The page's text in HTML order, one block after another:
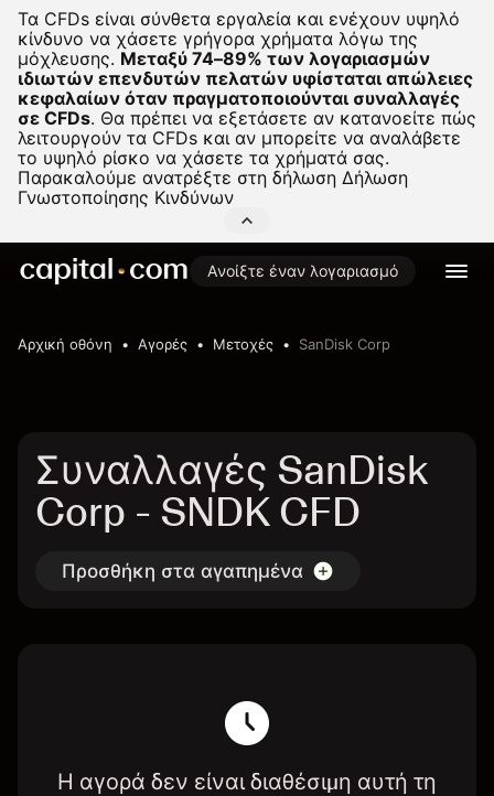
Τα CFDs είναι σύνθετα εργαλεία και ενέχουν υψηλό
κίνδυνο να χάσετε γρήγορα χρήματα λόγω της
μόχλευσης. Μεταξύ 74–89% των λογαριασμών
ιδιωτών επενδυτών πελατών υφίσταται απώλειες
κεφαλαίων όταν πραγματοποιούνται συναλλαγές
σε CFDs. Θα πρέπει να εξετάσετε αν κατανοείτε πώς
λειτουργούν τα CFDs και αν μπορείτε να αναλάβετε
το υψηλό ρίσκο να χάσετε τα χρήματά σας.
Παρακαλούμε ανατρέξτε στη δήλωση Δήλωση
Γνωστοποίησης Κινδύνων
Ανοίξτε έναν λογαριασμό
Αρχική οθόνη Αγορές Μετοχές SanDisk Corp
Συναλλαγές SanDisk
Corp - SNDK CFD
Προσθήκη στα αγαπημένα
Η αγορά δεν είναι διαθέσιμη αυτή τη